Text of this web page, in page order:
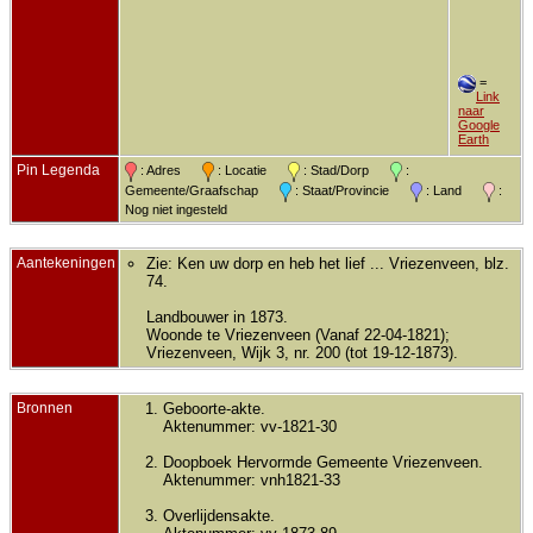
=
Link
naar
Google
Earth
Pin Legenda : Adres : Locatie : Stad/Dorp
:
Gemeente/Graafschap
: Staat/Provincie : Land
:
Nog niet ingesteld
Aantekeningen
Zie: Ken uw dorp en heb het lief ... Vriezenveen, blz.
74.
Landbouwer in 1873.
Woonde te Vriezenveen (Vanaf 22-04-1821);
Vriezenveen, Wijk 3, nr. 200 (tot 19-12-1873).
Bronnen
Geboorte-akte.
Aktenummer: vv-1821-30
Doopboek Hervormde Gemeente Vriezenveen.
Aktenummer: vnh1821-33
Overlijdensakte.